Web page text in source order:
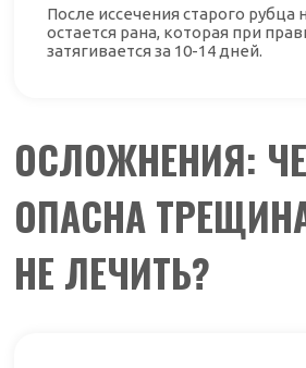
После иссечения старого рубца
остается рана, которая при
затягивается за 10-14 дней.
ОСЛОЖНЕНИЯ:
ОПАСНА
НЕ ЛЕЧИТЬ?